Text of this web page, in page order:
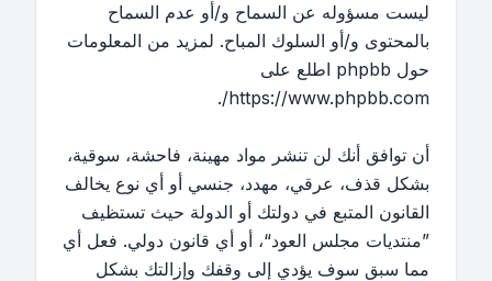
ليست مسؤوله عن السماح و/أو عدم السماح
بالمحتوى و/أو السلوك المباح. لمزيد من المعلومات
حول phpbb اطلع على
https://www.phpbb.com/
.
أن توافق أنك لن تنشر مواد مهينة، فاحشة، سوقية،
بشكل قذف، عرقي، مهدد، جنسي أو أي نوع يخالف
القانون المتبع في دولتك أو الدولة حيث تستظيف
”منتديات مجلس العود“، أو أي قانون دولي. فعل أي
مما سبق سوف يؤدي إلى وقفك وإزالتك بشكل